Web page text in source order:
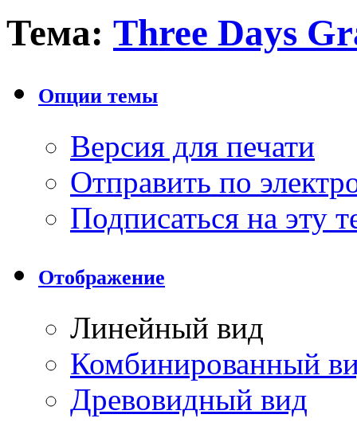
Тема: Three Days
Опции темы
Версия для печати
Отправить по
Подписаться на эту
Отображение
Линейный вид
Комбинированный
Древовидный вид